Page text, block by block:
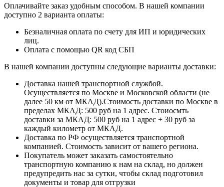
Оплачивайте заказ удобным способом. В нашей компании
доступно 2 варианта оплаты:
Безналичная оплата по счету для ИП и юридических
лиц.
Оплата с помощью QR код СБП
В нашей компании доступны следующие варианты доставки:
Доставка нашей транспортной службой.
Осуществляется по Москве и Московской области (не
далее 50 км от МКАД).Стоимость доставки по Москве в
пределах МКАД: 500 руб на 1 адрес. Стоиосмть
доставки за МКАД: 500 руб на 1 адрес + 30 руб за
каждый километр от МКАД.
Доставка по РФ осуществляется транспортной
компанией. Стоимость зависит от вашего региона.
Покупатель может заказать самостоятельно
транспортную компанию к нам на склад, но должен
предупредить нас за сутки, чтобы склад подготовил
документы и товар для отгрузки